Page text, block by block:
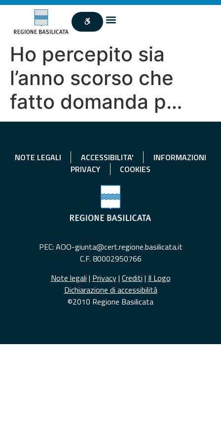
Ho percepito sia
l’anno scorso che
fatto domanda p…
NOTE LEGALI ACCESSIBILITA'
INFORMAZIONI
PRIVACY
COOKIES
PEC: AOO-giunta@cert.regione.basilicata.it
C.F. 80002950766
Note legali | Privacy| Crediti | Il Logo
Dichiarazione di accessibilità
©2010 Regione Basilicata